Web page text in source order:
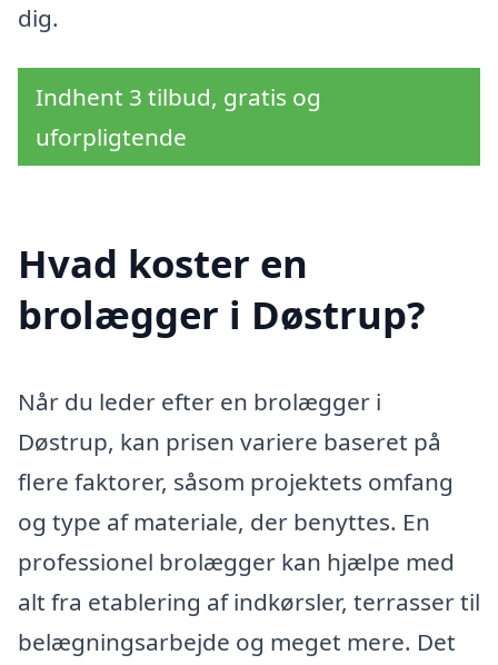
dig.
Indhent 3 tilbud, gratis og
uforpligtende
Hvad koster en
brolægger i Døstrup?
Når du leder efter en brolægger i
Døstrup, kan prisen variere baseret på
flere faktorer, såsom projektets omfang
og type af materiale, der benyttes. En
professionel brolægger kan hjælpe med
alt fra etablering af indkørsler, terrasser til
belægningsarbejde og meget mere. Det